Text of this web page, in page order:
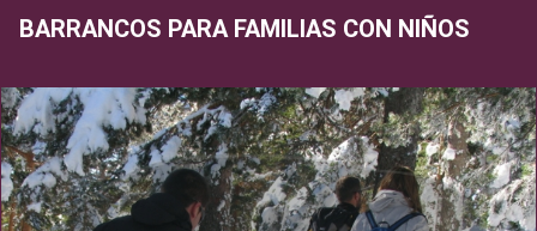
BARRANCOS PARA FAMILIAS CON NIÑOS